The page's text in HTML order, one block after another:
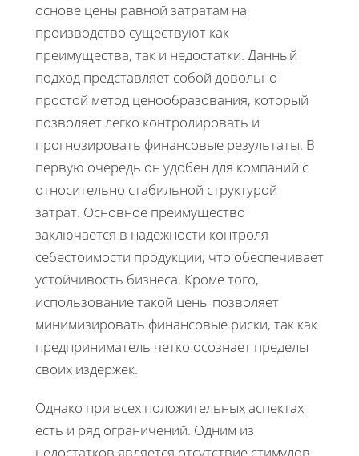
основе цены равной затратам на
производство существуют как
преимущества, так и недостатки. Данный
подход представляет собой довольно
простой метод ценообразования, который
позволяет легко контролировать и
прогнозировать финансовые результаты. В
первую очередь он удобен для компаний с
относительно стабильной структурой
затрат. Основное преимущество
заключается в надежности контроля
себестоимости продукции, что обеспечивает
устойчивость бизнеса. Кроме того,
использование такой цены позволяет
минимизировать финансовые риски, так как
предприниматель четко осознает пределы
своих издержек.
Однако при всех положительных аспектах
есть и ряд ограничений. Одним из